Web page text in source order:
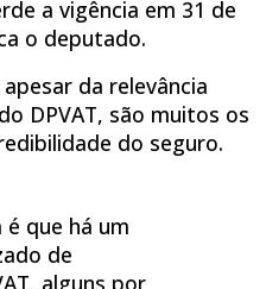
a vigência em 31 de
o deputado.
da relevância
DPVAT, são muitos os
do seguro.
que há um
de
alguns por